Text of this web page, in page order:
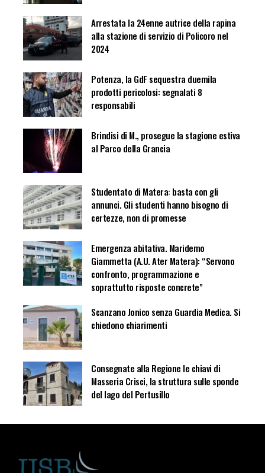
Arrestata la 24enne autrice della rapina
alla stazione di servizio di Policoro nel
2024
Potenza, la GdF sequestra duemila
prodotti pericolosi: segnalati 8
responsabili
Brindisi di M., prosegue la stagione estiva
al Parco della Grancia
Studentato di Matera: basta con gli
annunci. Gli studenti hanno bisogno di
certezze, non di promesse
Emergenza abitativa. Maridemo
Giammetta (A.U. Ater Matera): “Servono
confronto, programmazione e
soprattutto risposte concrete”
Scanzano Jonico senza Guardia Medica. Si
chiedono chiarimenti
Consegnate alla Regione le chiavi di
Masseria Crisci, la struttura sulle sponde
del lago del Pertusillo